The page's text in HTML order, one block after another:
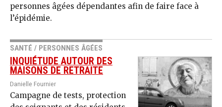
personnes âgées dépendantes afin de faire face à
l’épidémie.
SANTÉ / PERSONNES ÂGÉES
INQUIÉTUDE AUTOUR DES
MAISONS DE RETRAITE
Danielle Fournier
Campagne de tests, protection